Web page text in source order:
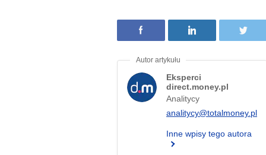
Eksperci
direct.money.pl
Analitycy
analitycy@totalmoney.pl
Inne wpisy tego autora